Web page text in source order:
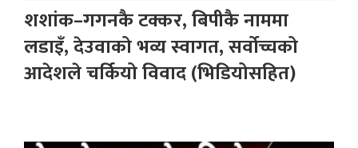
शशांक–गगनकै टक्कर, बिपीकै नाममा
लडाइँ, देउवाको भव्य स्वागत, सर्वोच्चको
आदेशले चर्कियो विवाद (भिडियोसहित)